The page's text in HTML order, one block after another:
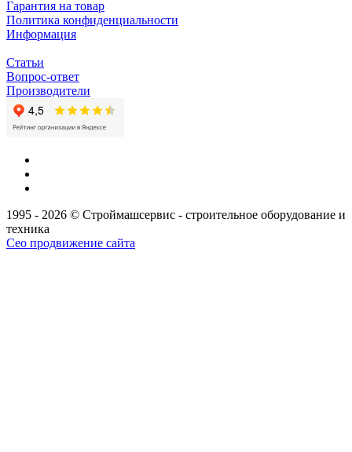
Гарантия на товар
Политика конфиденциальности
Информация
Статьи
Вопрос-ответ
Производители
1995 - 2026 © Строймашсервис - строительное оборудование и
техника
Сео продвижение сайта